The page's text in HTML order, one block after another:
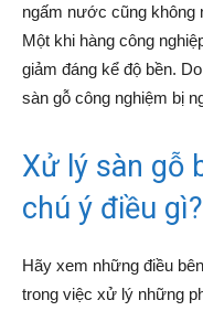
ngấm nước cũng không
Một khi hàng công
giảm đáng kể độ bền.
sàn gỗ công nghiệm bị
Xử lý sàn gỗ
chú ý điều gì?
Hãy xem những điều
trong việc xử lý những